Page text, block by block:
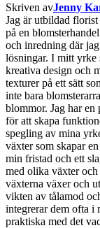
Skriven avJenny
Jag är utbildad
på en
och inredning där
lösningar. I mitt yrke
kreativa design och
texturer på ett sätt
inte bara
blommor. Jag har en
för att skapa
spegling av mina
växter som skapar
min fristad och ett
med olika växter
växterna växer och
vikten av tålamod
integrerar dem ofta i
praktiska med det